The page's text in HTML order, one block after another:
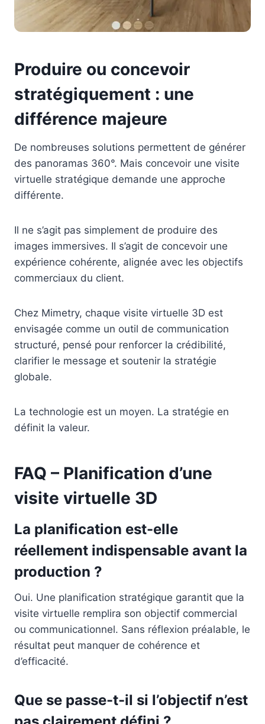
Produire ou concevoir
stratégiquement : une
différence majeure
De nombreuses solutions permettent de générer
des panoramas 360°. Mais concevoir une visite
virtuelle stratégique demande une approche
différente.
Il ne s’agit pas simplement de produire des
images immersives. Il s’agit de concevoir une
expérience cohérente, alignée avec les objectifs
commerciaux du client.
Chez Mimetry, chaque visite virtuelle 3D est
envisagée comme un outil de communication
structuré, pensé pour renforcer la crédibilité,
clarifier le message et soutenir la stratégie
globale.
La technologie est un moyen. La stratégie en
définit la valeur.
FAQ – Planification d’une
visite virtuelle 3D
La planification est-elle
réellement indispensable avant la
production ?
Oui. Une planification stratégique garantit que la
visite virtuelle remplira son objectif commercial
ou communicationnel. Sans réflexion préalable, le
résultat peut manquer de cohérence et
d’efficacité.
Que se passe-t-il si l’objectif n’est